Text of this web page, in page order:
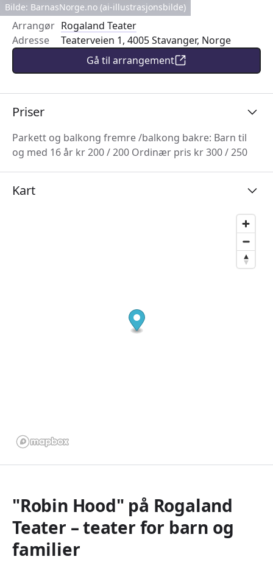
Bilde: BarnasNorge.no (ai-illustrasjonsbilde)
Arrangør Rogaland Teater
Adresse
Teaterveien 1, 4005 Stavanger, Norge
Gå til arrangement
Priser
Parkett og balkong fremre /balkong bakre: Barn til
og med 16 år kr 200 / 200 Ordinær pris kr 300 / 250
Kart
"Robin Hood" på Rogaland
Teater – teater for barn og
familier